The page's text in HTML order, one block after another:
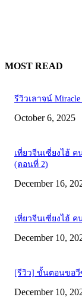
MOST READ
รีวิวเลาจน์
October 6, 2025
เที่ยวจีนเซี่ยงไฮ้ คน
(ตอนที่ 2)
December 16,
เที่ยวจีนเซี่ยงไฮ้ ค
December 10,
[รีวิว] ขั้นตอนขอวี
December 10,